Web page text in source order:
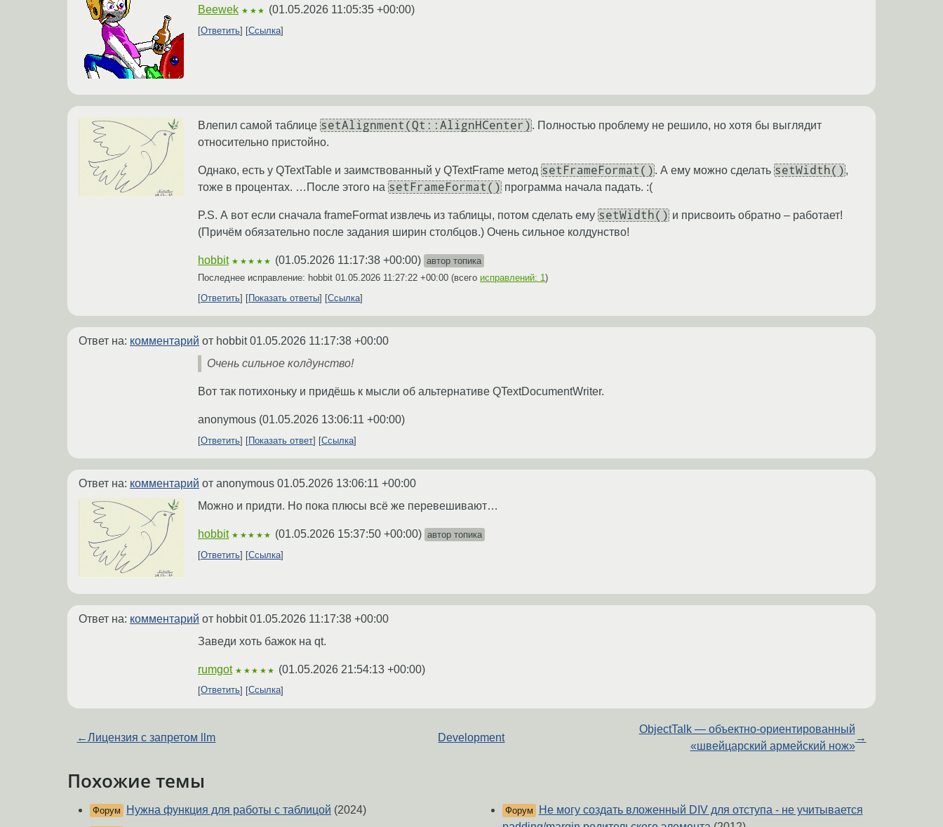
Beewek ★★★ (01.05.2026 11:05:35 +00:00)
Ответить Ссылка
Влепил самой таблице setAlignment(Qt::AlignHCenter) . Полностью проблему не решило, но хотя бы выглядит
относительно пристойно.
Однако, есть у QTextTable и заимствованный у QTextFrame метод setFrameFormat() . А ему можно сделать setWidth() ,
тоже в процентах. …После этого на setFrameFormat() программа начала падать. :(
P.S. А вот если сначала frameFormat извлечь из таблицы, потом сделать ему setWidth() и присвоить обратно – работает!
(Причём обязательно после задания ширин столбцов.) Очень сильное колдунство!
hobbit ★★★★★ (01.05.2026 11:17:38 +00:00) автор топика
Последнее исправление: hobbit 01.05.2026 11:27:22 +00:00 (всего исправлений: 1)
Ответить
Показать ответы Ссылка
Ответ на: комментарий от hobbit01.05.2026 11:17:38 +00:00
Очень сильное колдунство!
Вот так потихоньку и придёшь к мысли об альтернативе QTextDocumentWriter.
anonymous (01.05.2026 13:06:11 +00:00)
Ответить Показать ответ Ссылка
Ответ на: комментарий от anonymous 01.05.2026 13:06:11 +00:00
Можно и придти. Но пока плюсы всё же перевешивают…
hobbit ★★★★★ (01.05.2026 15:37:50 +00:00) автор топика
Ответить
Ссылка
Ответ на: комментарий от hobbit01.05.2026 11:17:38 +00:00
Заведи хоть бажок на qt.
rumgot ★★★★★ (01.05.2026 21:54:13 +00:00)
Ответить Ссылка
←Лицензия с запретом llm Development
ObjectTalk — объектно-ориентированный
«швейцарский армейский нож»
→
Похожие темы
Форум Нужна функция для работы с таблицой (2024)
Форум
Не могу создать вложенный DIV для отступа - не учитывается